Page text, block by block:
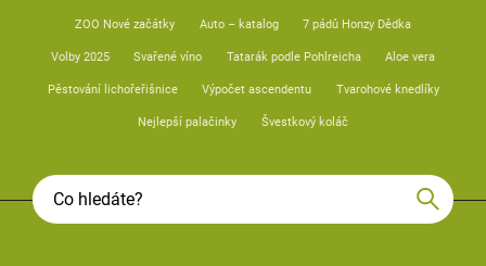
ZOO Nové začátky Auto – katalog 7 pádů Honzy Dědka
Volby 2025 Svařené víno Tatarák podle Pohlreicha Aloe vera
Pěstování lichořeřišnice Výpočet ascendentu Tvarohové knedlíky
Nejlepší palačinky Švestkový koláč